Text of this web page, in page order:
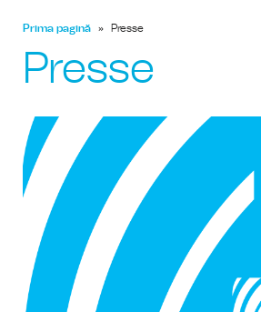
Prima pagină » Presse
Presse